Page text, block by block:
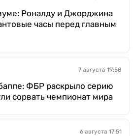
Роналду и Джорджина
часы перед главным
7 августа 19:58
ФБР раскрыло серию
сорвать чемпионат мира
6 августа 17:51